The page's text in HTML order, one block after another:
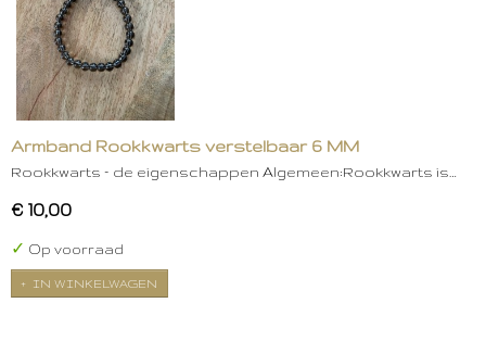
Armband Rookkwarts verstelbaar 6 MM
Rookkwarts – de eigenschappen Algemeen:Rookkwarts is…
€ 10,00
✓ Op voorraad
IN WINKELWAGEN